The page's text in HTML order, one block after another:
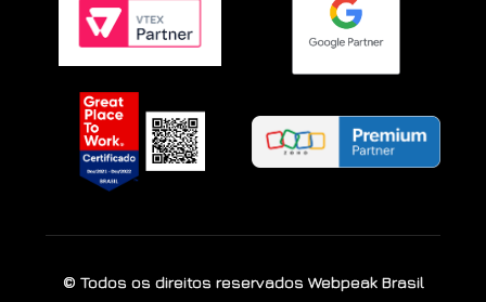
© Todos os direitos reservados Webpeak Brasil